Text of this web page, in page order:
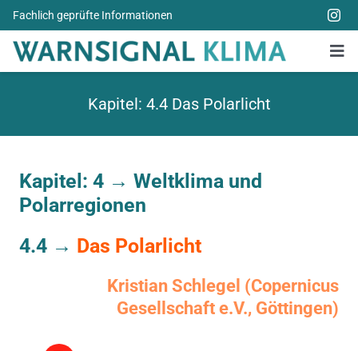
Zum
Inhalt
springen
Fachlich geprüfte Informationen
Spenden
Weitere Themen
Aktuelles
Kapitel: 4.4 Das Polarlicht
Kapitel: 4 → Weltklima und
Polarregionen
4.4 → Das Polarlicht
Kristian Schlegel (Copernicus
Gesellschaft e.V., Göttingen)